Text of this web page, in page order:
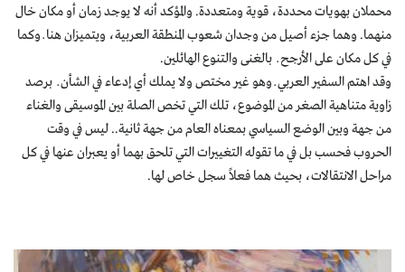
محملان بهويات محددة، قوية ومتعددة. والمؤكد أنه لا يوجد زمان أو مكان خال
منهما. وهما جزء أصيل من وجدان شعوب المنطقة العربية، ويتميزان هنا ــ وكما
في كل مكان على الأرجح ــ بالغنى والتنوع الهائلين.
وقد اهتم السفير العربي ــ وهو غير مختص ولا يملك أي إدعاء في الشأن ــ برصد
زاوية متناهية الصغر من الموضوع، تلك التي تخص الصلة بين الموسيقى والغناء
من جهة وبين الوضع السياسي بمعناه العام من جهة ثانية.. ليس في وقت
الحروب فحسب بل في ما تقوله التغييرات التي تلحق بهما أو يعبران عنها في كل
مراحل الانتقالات، بحيث هما فعلاً سجل خاص لها.